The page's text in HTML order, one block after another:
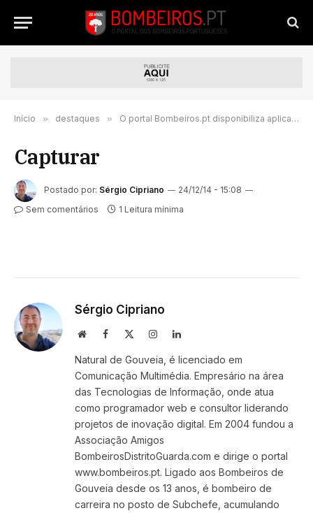
Início » destaques » O portal Bombeiros.pt disponibiliza aplicação pioneira em Portugal
Capturar
Postado por: Sérgio Cipriano
24/12/14 - 15:08
Sem comentários
1 Leitura mínima
Sérgio Cipriano
WebsiteFacebook InstagramLinkedIn
Natural de Gouveia, é licenciado em
Comunicação Multimédia. Empresário na área
das Tecnologias de Informação, onde atua
como programador web e consultor liderando
projetos de inovação digital. Em 2004 fundou a
Associação Amigos
BombeirosDistritoGuarda.com e dirige o portal
www.bombeiros.pt. Ligado aos Bombeiros de
Gouveia desde os 13 anos, é bombeiro de
carreira no posto de Subchefe, acumulando